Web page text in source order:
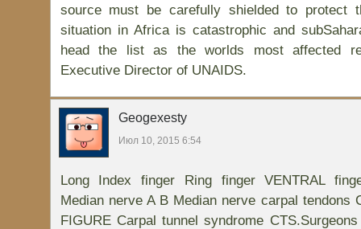
source must be carefully shielded to protect
situation in Africa is catastrophic and
head the list as the worlds most affected
Executive Director of UNAIDS.
Geogexesty
Июл 10, 2015 6:54
Long Index finger Ring finger VENTRAL
Median nerve A B Median nerve carpal tendons
FIGURE Carpal tunnel syndrome